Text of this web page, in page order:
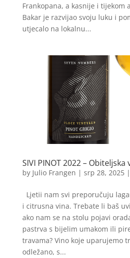
Frankopana, a kasnije i tijekom
Bakar je razvijao svoju luku i
utjecalo na lokalnu...
SIVI PINOT 2022 – Obiteljska
by Julio Frangen | srp 28, 2025|
Ljetii nam svi preporučuju
i citrusna vina. Trebate li baš
ako nam se na stolu pojavi
pastrva s bijelim umakom ili
travama? Vino koje uparujemo
odležano, s...